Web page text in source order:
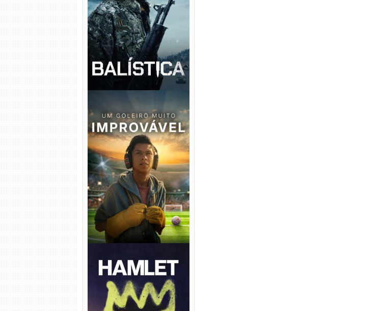
Balística Torrent (2025) WEB-
DL 1080p Dual Áudio
Um Goleiro Muito Improvável
Torrent (2026) WEB-DL 1080p
Dual Áudio